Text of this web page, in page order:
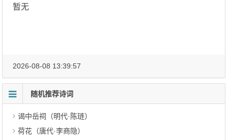
暂无
2026-08-08 13:39:57
随机推荐诗词
谒中岳祠（明代·陈琏）
荷花（唐代·李商隐）